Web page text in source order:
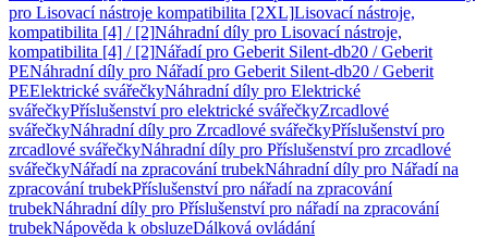
pro Lisovací nástroje kompatibilita [2XL]Lisovací nástroje,
kompatibilita [4] / [2]Náhradní díly pro Lisovací nástroje,
kompatibilita [4] / [2]Nářadí pro Geberit Silent-db20 / Geberit
PENáhradní díly pro Nářadí pro Geberit Silent-db20 / Geberit
PEElektrické svářečkyNáhradní díly pro Elektrické
svářečkyPříslušenství pro elektrické svářečkyZrcadlové
svářečkyNáhradní díly pro Zrcadlové svářečkyPříslušenství pro
zrcadlové svářečkyNáhradní díly pro Příslušenství pro zrcadlové
svářečkyNářadí na zpracování trubekNáhradní díly pro Nářadí na
zpracování trubekPříslušenství pro nářadí na zpracování
trubekNáhradní díly pro Příslušenství pro nářadí na zpracování
trubekNápověda k obsluzeDálková ovládání